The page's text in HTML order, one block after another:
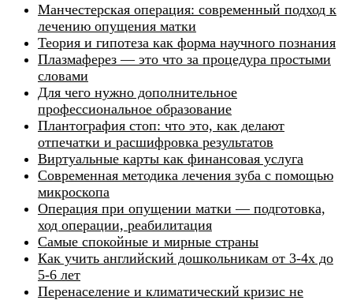
Манчестерская операция: современный подход к
лечению опущения матки
Теория и гипотеза как форма научного познания
Плазмаферез — это что за процедура простыми
словами
Для чего нужно дополнительное
профессиональное образование
Плантография стоп: что это, как делают
отпечатки и расшифровка результатов
Виртуальные карты как финансовая услуга
Современная методика лечения зуба с помощью
микроскопа
Операция при опущении матки — подготовка,
ход операции, реабилитация
Самые спокойные и мирные страны
Как учить английский дошкольникам от 3-4х до
5-6 лет
Перенаселение и климатический кризис не